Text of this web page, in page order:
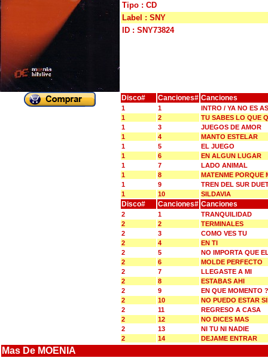
Tipo : CD
Label : SNY
ID : SNY73824
Disco# Canciones# Canciones
1 1
INTRO / YA NO ES
1
2
TU SABES LO QUE
1
3
JUEGOS DE AMOR
1
4
MANTO ESTELAR
1
5
EL JUEGO
1
6
EN ALGUN LUGAR
1
7
LADO ANIMAL
1
8
MATENME PORQUE
1
9
TREN DEL SUR
1
10 SILDAVIA
Disco# Canciones# Canciones
2 1
TRANQUILIDAD
2
2
TERMINALES
2
3
COMO VES TU
2
4
EN TI
2
5
NO IMPORTA QUE
2
6
MOLDE PERFECTO
2
7
LLEGASTE A MI
2
8
ESTABAS AHI
2
9
EN QUE MOMENTO ?
2
10
NO PUEDO ESTAR
2
11
REGRESO A CASA
2
12
NO DICES MAS
2
13
NI TU NI NADIE
2
14 DEJAME ENTRAR
Mas De MOENIA